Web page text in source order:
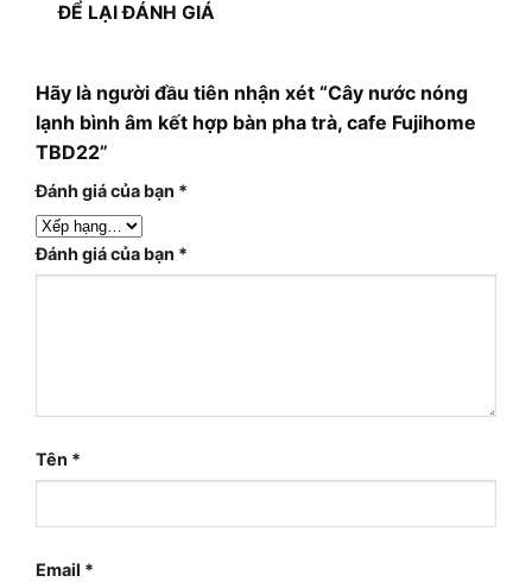
ĐỂ LẠI ĐÁNH GIÁ
Hãy là người đầu tiên nhận xét “Cây nước nóng
lạnh bình âm kết hợp bàn pha trà, cafe Fujihome
TBD22”
Đánh giá của bạn *
Đánh giá của bạn *
Tên *
Email *